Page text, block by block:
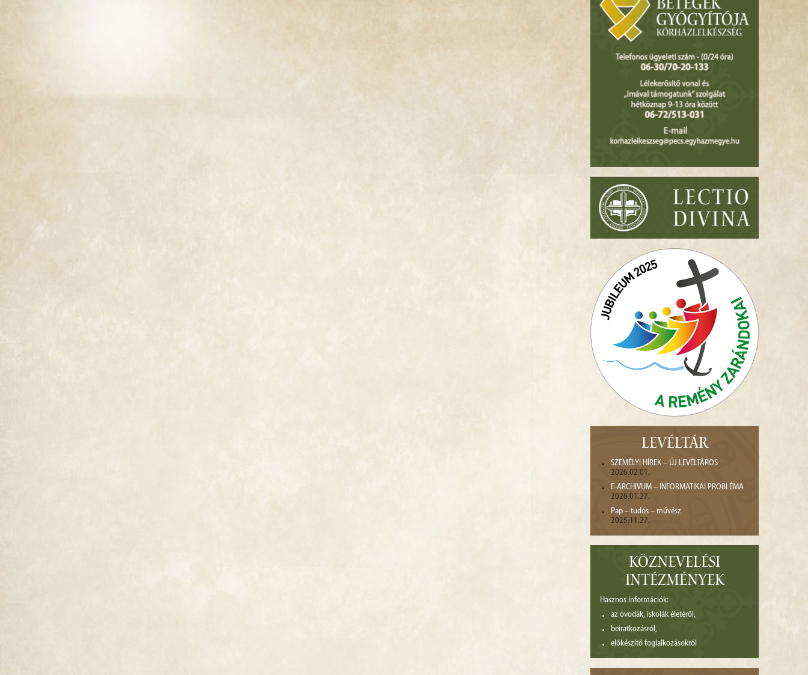
LEVÉLTÁR
SZEMÉLYI HÍREK – ÚJ LEVÉLTÁROS
2026.02.01.
E-ARCHIVUM – INFORMATIKAI PROBLÉMA
2026.01.27.
Pap – tudós – művész
2025.11.27.
KÖZNEVELÉSI
INTÉZMÉNYEK
Hasznos információk:
az óvodák, iskolák életéről,
beiratkozásról,
előkészítő foglalkozásokról